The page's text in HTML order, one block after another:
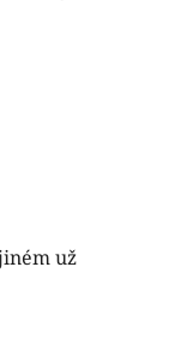
5 hvězdiček.
5 hvězdiček.
už
5 hvězdiček.